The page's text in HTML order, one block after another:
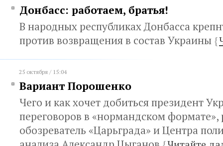
Донбасс: работаем, братья!
В народных республиках Донбасса
против возвращения в состав Украины {
25 октября / 15:04
Вариант Порошенко
Чего и как хочет добиться президент
переговоров в «нормандском формате»,
обозреватель «Царьграда» и Центра